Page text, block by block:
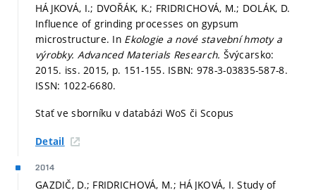
HÁJKOVÁ, I.; DVOŘÁK, K.; FRIDRICHOVÁ, M.; DOLÁK, D.
Influence of grinding processes on gypsum
microstructure. In Ekologie a nové stavební hmoty a
výrobky. Advanced Materials Research. Švýcarsko:
2015. iss. 2015, p. 151-155. ISBN: 978-3-03835-587-8.
ISSN: 1022-6680.
Stať ve sborníku v databázi WoS či Scopus
Detail
2014
GAZDIČ, D.; FRIDRICHOVÁ, M.; HÁJKOVÁ, I. Study of